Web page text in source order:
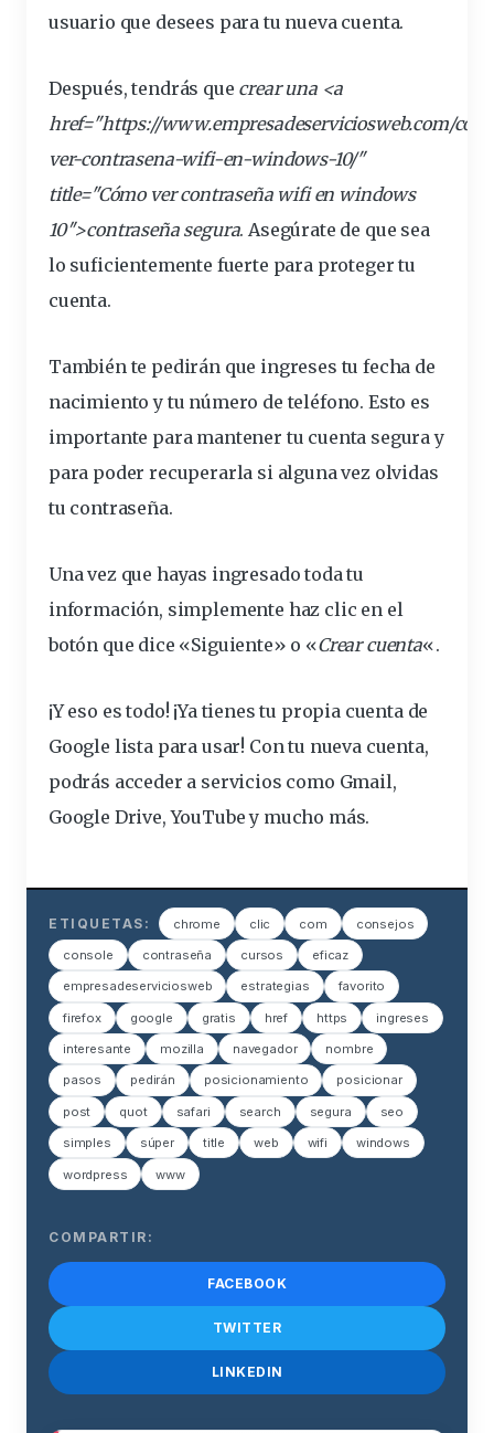
usuario que desees para tu nueva cuenta.
Después, tendrás que crear una <a
href="https://www.empresadeserviciosweb.com/
ver-contrasena-wifi-en-windows-10/"
title="Cómo vercontraseñawifi en windows
10″>contraseña segura. Asegúrate de que sea
lo suficientemente fuerte para proteger tu
cuenta.
También te pedirán que ingreses tu fecha de
nacimiento y tu número de teléfono. Esto es
importante para mantener tu cuenta segura y
para poder recuperarla si alguna vez olvidas
tu contraseña.
Una vez que hayas ingresado toda tu
información, simplemente haz clic en el
botón que dice «Siguiente» o «Crear cuenta«.
¡Y eso es todo! ¡Ya tienes tu propia cuenta de
Google lista para usar! Con tu nueva cuenta,
podrás acceder a servicios como Gmail,
Google Drive, YouTube y mucho más.
ETIQUETAS: chrome clic com consejos
console contraseña cursos eficaz
empresadeserviciosweb estrategias favorito
firefox google gratis href https ingreses
interesante mozilla navegador nombre
pasos pedirán posicionamiento posicionar
post quot safari search segura seo
simples súper title web wifi windows
wordpress www
COMPARTIR:
FACEBOOK
TWITTER
LINKEDIN